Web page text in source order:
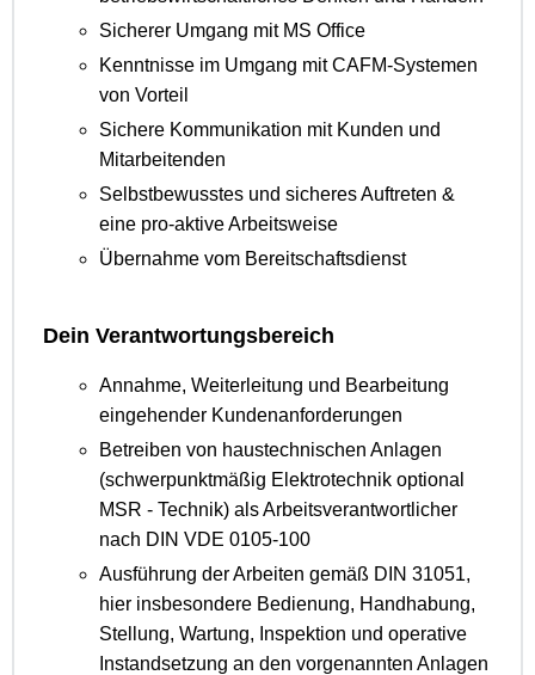
Sicherer Umgang mit MS Office
Kenntnisse im Umgang mit CAFM-Systemen
von Vorteil
Sichere Kommunikation mit Kunden und
Mitarbeitenden
Selbstbewusstes und sicheres Auftreten &
eine pro-aktive Arbeitsweise
Übernahme vom Bereitschaftsdienst
Dein Verantwortungsbereich
Annahme, Weiterleitung und Bearbeitung
eingehender Kundenanforderungen
Betreiben von haustechnischen Anlagen
(schwerpunktmäßig Elektrotechnik optional
MSR - Technik) als Arbeitsverantwortlicher
nach DIN VDE 0105-100
Ausführung der Arbeiten gemäß DIN 31051,
hier insbesondere Bedienung, Handhabung,
Stellung, Wartung, Inspektion und operative
Instandsetzung an den vorgenannten Anlagen